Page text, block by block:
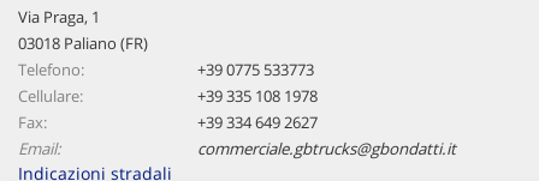
Via Praga, 1
03018 Paliano (FR)
Telefono:
+39 0775 533773
Cellulare:
+39 335 108 1978
Fax:
+39 334 649 2627
Email:
commerciale.gbtrucks@gbondatti.it
Indicazioni stradali